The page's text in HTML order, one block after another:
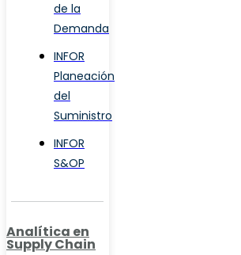
de la
Demanda
INFOR
Planeación
del
Suministro
INFOR
S&OP
Analítica en
Supply Chain